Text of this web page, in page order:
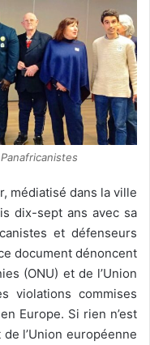
médiatisé dans la ville
dix-sept ans avec sa
et défenseurs
document dénoncent
(ONU) et de l’Union
violations commises
Europe. Si rien n’est
l’Union européenne